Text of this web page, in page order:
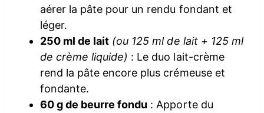
aérer la pâte pour un rendu fondant et
léger.
250 ml de lait (ou 125 ml de lait + 125 ml
de crème liquide) : Le duo lait-crème
rend la pâte encore plus crémeuse et
fondante.
60 g de beurre fondu : Apporte du